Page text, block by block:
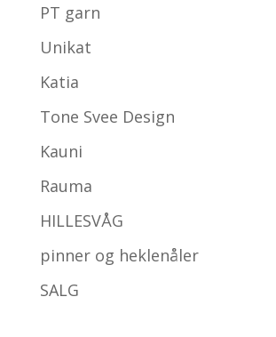
PT garn
Unikat
Katia
Tone Svee Design
Kauni
Rauma
HILLESVÅG
pinner og heklenåler
SALG